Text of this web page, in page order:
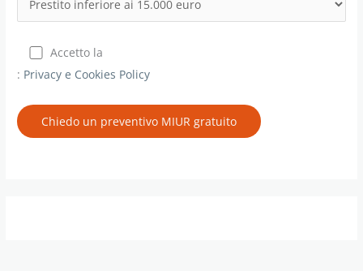
Accetto la
: Privacy e Cookies Policy
Chiedo un preventivo MIUR gratuito